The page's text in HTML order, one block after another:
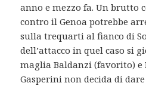
anno e mezzo fa. Un brutto
contro il Genoa potrebbe
sulla trequarti al fianco di
dell’attacco in quel caso si
maglia Baldanzi (favorito) e
Gasperini non decida di